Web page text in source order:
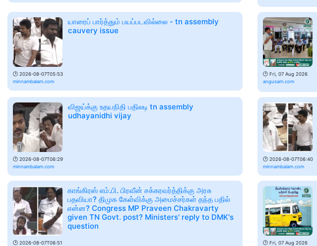
🕑 2026-08-07T05:53
minnambalam.com
யாரைப் பார்த்தும் பயப்படவில்லை - tn assembly
cauvery issue
🕑 Fri, 07 Aug 2026
angusam.com
🕑 2026-08-07T06:29
minnambalam.com
விஜய்க்கு உதயநிதி பதிலடி tn assembly
udhayanidhi vijay
🕑 2026-08-07T06:40
minnambalam.com
🕑 2026-08-07T06:51
காங்கிரஸ் எம்.பி. பிரவீன் சக்கரவர்த்திக்கு அரசு
பதவியா? திமுக கேள்விக்கு அமைச்சர்கள் தந்த பதில்
என்ன? Congress MP Praveen Chakravarty
given TN Govt. post? Ministers' reply to DMK's
question
🕑 Fri, 07 Aug 2026